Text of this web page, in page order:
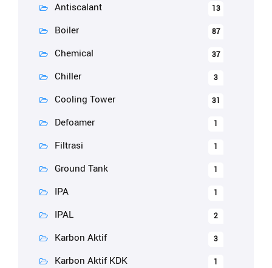
Antiscalant 13
Boiler 87
Chemical 37
Chiller 3
Cooling Tower 31
Defoamer 1
Filtrasi 1
Ground Tank 1
IPA 1
IPAL 2
Karbon Aktif 3
Karbon Aktif KDK 1